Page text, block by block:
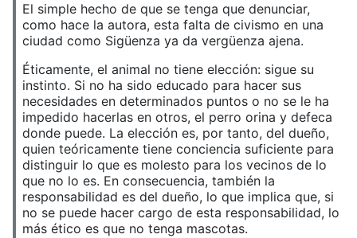
El simple hecho de que se tenga que denunciar,
como hace la autora, esta falta de civismo en una
ciudad como Sigüenza ya da vergüenza ajena.
Éticamente, el animal no tiene elección: sigue su
instinto. Si no ha sido educado para hacer sus
necesidades en determinados puntos o no se le ha
impedido hacerlas en otros, el perro orina y defeca
donde puede. La elección es, por tanto, del dueño,
quien teóricamente tiene conciencia suficiente para
distinguir lo que es molesto para los vecinos de lo
que no lo es. En consecuencia, también la
responsabilidad es del dueño, lo que implica que, si
no se puede hacer cargo de esta responsabilidad, lo
más ético es que no tenga mascotas.